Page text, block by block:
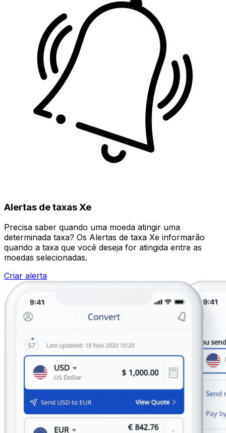
Alertas de taxas Xe
Precisa saber quando uma moeda atingir uma
determinada taxa? Os Alertas de taxa Xe informarão
quando a taxa que você deseja for atingida entre as
moedas selecionadas.
Criar alerta